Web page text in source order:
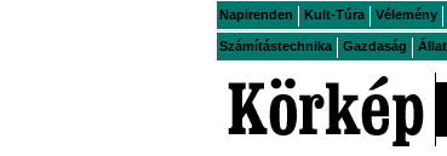
Napirenden Kult-Túra Vélemény
Számítástechnika Gazdaság